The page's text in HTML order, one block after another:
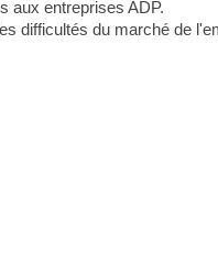
aux entreprises ADP.
difficultés du marché de